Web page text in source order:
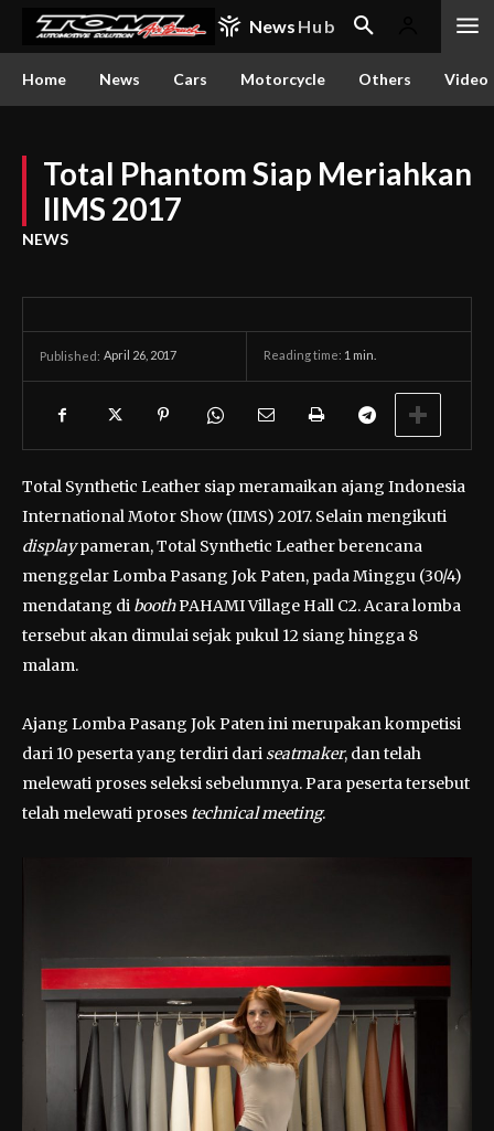
News Hub
Home News Cars Motorcycle Others Video
Total Phantom Siap Meriahkan
IIMS 2017
NEWS
Published: April 26, 2017 Reading time: 1 min.
Total Synthetic Leather siap meramaikan ajang Indonesia
International Motor Show (IIMS) 2017. Selain mengikuti
displaypameran, Total Synthetic Leather berencana
menggelar Lomba Pasang Jok Paten, pada Minggu (30/4)
mendatang di boothPAHAMI Village Hall C2. Acara lomba
tersebut akan dimulai sejak pukul 12 siang hingga 8
malam.
Ajang Lomba Pasang Jok Paten ini merupakan kompetisi
dari 10 peserta yang terdiri dariseatmaker, dan telah
melewati proses seleksi sebelumnya. Para peserta tersebut
telah melewati proses technical meeting.